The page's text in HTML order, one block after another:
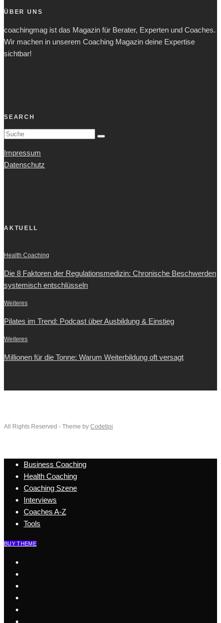
ÜBER UNS
coachingmag ist das Magazin für Berater, Experten und Coaches.
Wir machen in unserem Coaching Magazin deine Expertise
sichtbar!
SEARCH
Impressum
Datenschutz
AKTUELL
Health Coaching
Die 8 Faktoren der Regulationsmedizin: Chronische Beschwerden
systemisch entschlüsseln
Weiteres
Pilates im Trend: Podcast über Ausbildung & Einstieg
Weiteres
Millionen für die Tonne: Warum Weiterbildung oft versagt
All Rights Reserved - Theme by Codetipi
Business Coaching
Health Coaching
Coaching Szene
Interviews
Coaches A-Z
Tools
BUY THEME